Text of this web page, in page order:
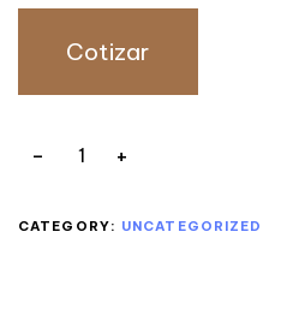
Cotizar
CATEGORY: UNCATEGORIZED